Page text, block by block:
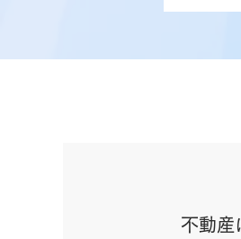
不動産